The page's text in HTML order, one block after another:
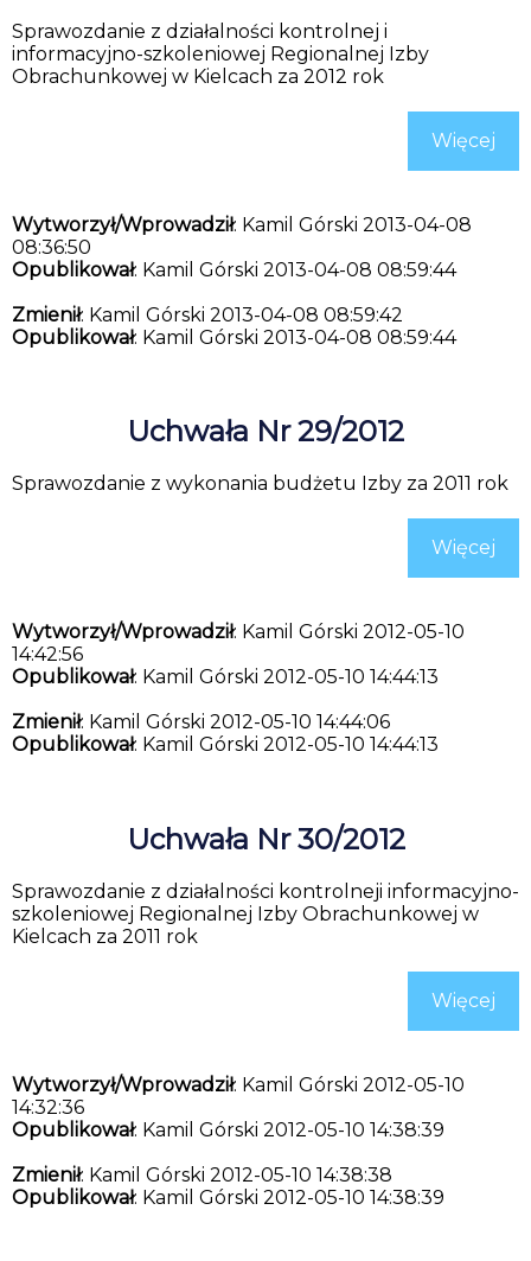
Sprawozdanie z działalności kontrolnej i
informacyjno-szkoleniowej Regionalnej Izby
Obrachunkowej w Kielcach za 2012 rok
Więcej
Wytworzył/Wprowadził: Kamil Górski 2013-04-08
08:36:50
Opublikował: Kamil Górski 2013-04-08 08:59:44
Zmienił: Kamil Górski 2013-04-08 08:59:42
Opublikował: Kamil Górski 2013-04-08 08:59:44
Uchwała Nr 29/2012
Sprawozdanie z wykonania budżetu Izby za 2011 rok
Więcej
Wytworzył/Wprowadził: Kamil Górski 2012-05-10
14:42:56
Opublikował: Kamil Górski 2012-05-10 14:44:13
Zmienił: Kamil Górski 2012-05-10 14:44:06
Opublikował: Kamil Górski 2012-05-10 14:44:13
Uchwała Nr 30/2012
Sprawozdanie z działalności kontrolneji informacyjno-
szkoleniowej Regionalnej Izby Obrachunkowej w
Kielcach za 2011 rok
Więcej
Wytworzył/Wprowadził: Kamil Górski 2012-05-10
14:32:36
Opublikował: Kamil Górski 2012-05-10 14:38:39
Zmienił: Kamil Górski 2012-05-10 14:38:38
Opublikował: Kamil Górski 2012-05-10 14:38:39